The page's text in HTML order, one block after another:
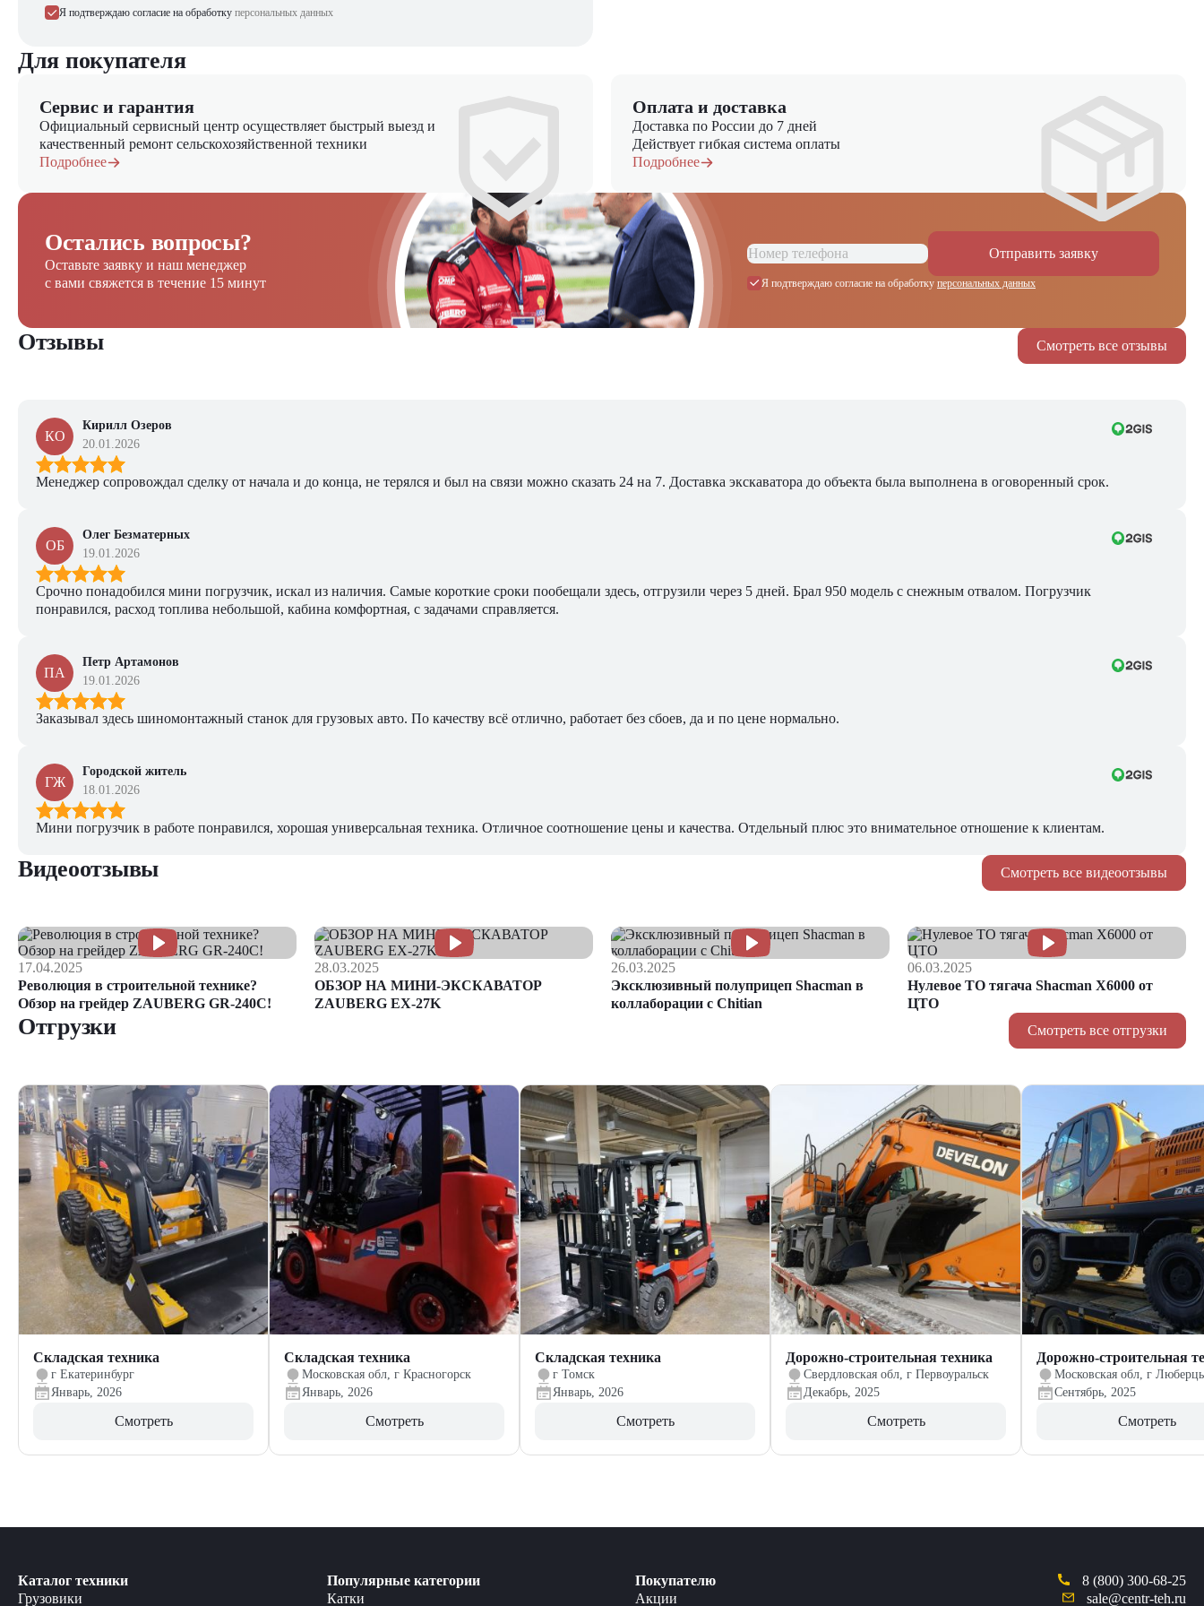
Я подтверждаю согласие на обработку персональных данных
Для покупателя
Сервис и гарантия
Официальный сервисный центр осуществляет быстрый выезд и
качественный ремонт сельскохозяйственной техники
Подробнее
Оплата и доставка
Доставка по России до 7 дней
Действует гибкая система оплаты
Подробнее
Остались вопросы?
Оставьте заявку и наш менеджер
с вами свяжется в течение 15 минут
Отправить заявку
Я подтверждаю согласие на обработку персональных данных
Смотреть все отзывы
Отзывы
КО
Кирилл Озеров
20.01.2026
Менеджер сопровождал сделку от начала и до конца, не терялся и был на связи можно сказать 24 на 7. Доставка экскаватора до объекта была выполнена в оговоренный срок.
ОБ
Олег Безматерных
19.01.2026
Срочно понадобился мини погрузчик, искал из наличия. Самые короткие сроки пообещали здесь, отгрузили через 5 дней. Брал 950 модель с снежным отвалом. Погрузчик
понравился, расход топлива небольшой, кабина комфортная, с задачами справляется.
ПА
Петр Артамонов
19.01.2026
Заказывал здесь шиномонтажный станок для грузовых авто. По качеству всё отлично, работает без сбоев, да и по цене нормально.
ГЖ
Городской житель
18.01.2026
Мини погрузчик в работе понравился, хорошая универсальная техника. Отличное соотношение цены и качества. Отдельный плюс это внимательное отношение к клиентам.
Смотреть все видеоотзывы
Видеоотзывы
17.04.2025
Революция в строительной технике?
Обзор на грейдер ZAUBERG GR-240C!
28.03.2025
ОБЗОР НА МИНИ-ЭКСКАВАТОР
ZAUBERG EX-27K
26.03.2025
Эксклюзивный полуприцеп Shacman в
коллаборации с Chitian
06.03.2025
Нулевое ТО тягача Shacman Х6000 от
ЦТО
Смотреть все отгрузки
Отгрузки
Складская техника
г Екатеринбург
Январь, 2026
Смотреть
Складская техника
Московская обл, г Красногорск
Январь, 2026
Смотреть
Складская техника
г Томск
Январь, 2026
Смотреть
Дорожно-строительная техника
Свердловская обл, г Первоуральск
Декабрь, 2025
Смотреть
Дорожно-строительная
Московская обл, г
Сентябрь, 2025
Смотреть
Каталог техники
Грузовики
Популярные категории
Катки
Покупателю
Акции
8 (800) 300-68-25
sale@centr-teh.ru